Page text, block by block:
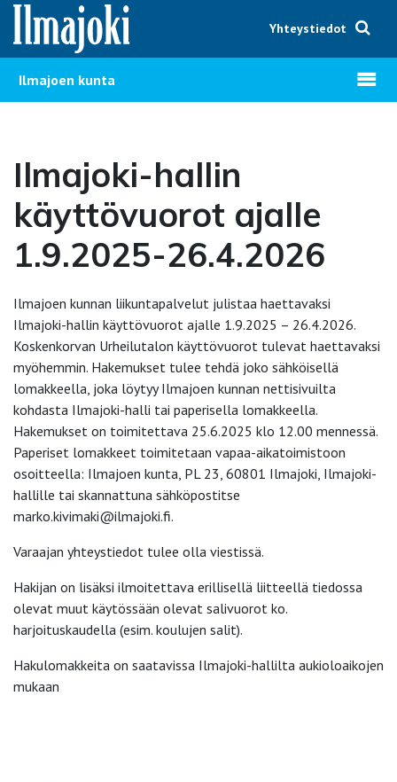
Hyppää sisältöön
Yhteystiedot
Ilmajoen kunta Avaa
Ilmajoki-hallin
käyttövuorot ajalle
1.9.2025-26.4.2026
Ilmajoen kunnan liikuntapalvelut julistaa haettavaksi
Ilmajoki-hallin käyttövuorot ajalle 1.9.2025 – 26.4.2026.
Koskenkorvan Urheilutalon käyttövuorot tulevat haettavaksi
myöhemmin. Hakemukset tulee tehdä joko sähköisellä
lomakkeella, joka löytyy Ilmajoen kunnan nettisivuilta
kohdasta Ilmajoki-halli tai paperisella lomakkeella.
Hakemukset on toimitettava 25.6.2025 klo 12.00 mennessä.
Paperiset lomakkeet toimitetaan vapaa-aikatoimistoon
osoitteella: Ilmajoen kunta, PL 23, 60801 Ilmajoki, Ilmajoki-
hallille tai skannattuna sähköpostitse
marko.kivimaki@ilmajoki.fi.
Varaajan yhteystiedot tulee olla viestissä.
Hakijan on lisäksi ilmoitettava erillisellä liitteellä tiedossa
olevat muut käytössään olevat salivuorot ko.
harjoituskaudella (esim. koulujen salit).
Hakulomakkeita on saatavissa Ilmajoki-hallilta aukioloaikojen
mukaan